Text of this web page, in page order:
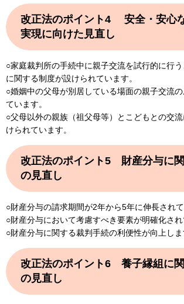
改正法のポイント4 安全・安心
実現に向けた見直し
○家庭裁判所の手続中に親子交流を試行的に行う
に関する制度が設けられています。
○婚姻中の父母が別居している場面の親子交流
ています。
○父母以外の親族（祖父母等）とこどもとの交
けられています。
改正法のポイント5 財産分与に
の見直し
○財産分与の請求期間が2年から5年に伸長されて
○財産分与において考慮すべき要素が明確化され
○財産分与に関する裁判手続の利便性が向上しま
改正法のポイント6 養子縁組に
の見直し